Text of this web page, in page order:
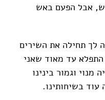
אבל הפעם באש
לך תחילה את השירים
עד מאוד שאני
וגמור בינינו
עוד בשיחותינו.